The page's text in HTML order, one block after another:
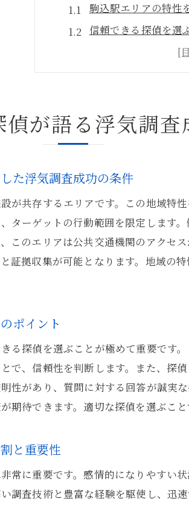
駒込駅エリアの特性
信頼できる探偵を選
浮気調査における探
効果的な浮気調査の
探偵が直面する浮
探偵が教える駒込駅エリ
浮気調査の初期段階
探偵が用いる最新の
浮気の兆候を見極め
駒込駅エリア特有の
浮気調査の結果を最
駒込駅周辺における
浮気パートナーの行
効率的な報告書作成
過去の浮気調査から
駒込駅での浮気調査
が語る浮気調査
た浮気調査成功の条件
が共存するエリアです。この地域特
ターゲットの行動範囲を限定します
このエリアは公共交通機関のアクセ
証拠収集が可能となります。地域の
ポイント
る探偵を選ぶことが極めて重要です
で、信頼性を判断します。また、探
性があり、質問に対する回答が誠実
期待できます。適切な探偵を選ぶこ
と重要性
常に重要です。感情的になりやすい
調査技術と豊富な経験を駆使し、迅